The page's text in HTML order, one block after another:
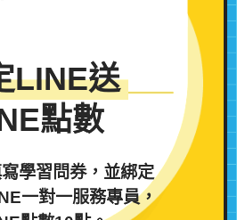
LINE送
點數
學習問券，並綁定
一對一服務專員，